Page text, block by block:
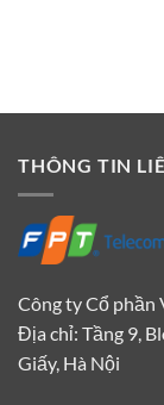
THÔNG TIN
Công ty Cổ phần
Địa chỉ: Tầng 9,
Giấy, Hà Nội